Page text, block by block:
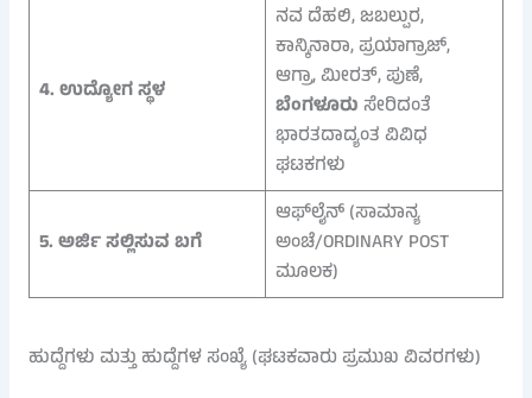
4. ಉದ್ಯೋಗ ಸ್ಥಳ
ನವ ದೆಹಲಿ, ಜಬಲ್ಪುರ,
ಕಾನ್ಕಿನಾರಾ, ಪ್ರಯಾಗ್ರಾಜ್,
ಆಗ್ರಾ, ಮೀರತ್, ಪುಣೆ,
ಬೆಂಗಳೂರುಸೇರಿದಂತೆ
ಭಾರತದಾದ್ಯಂತ ವಿವಿಧ
ಘಟಕಗಳು
5. ಅರ್ಜಿ ಸಲ್ಲಿಸುವ ಬಗೆ
ಆಫ್‌ಲೈನ್ (ಸಾಮಾನ್ಯ
ಅಂಚೆ/ORDINARY POST
ಮೂಲಕ)
ಹುದ್ದೆಗಳು ಮತ್ತು ಹುದ್ದೆಗಳ ಸಂಖ್ಯೆ (ಘಟಕವಾರು ಪ್ರಮುಖ ವಿವರಗಳು)